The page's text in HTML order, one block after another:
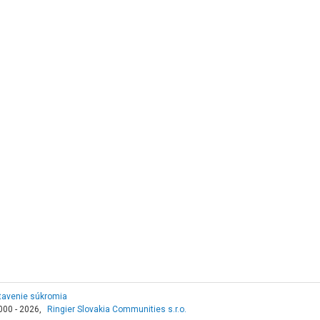
súkromia
- 2026,
Ringier Slovakia Communities s.r.o.